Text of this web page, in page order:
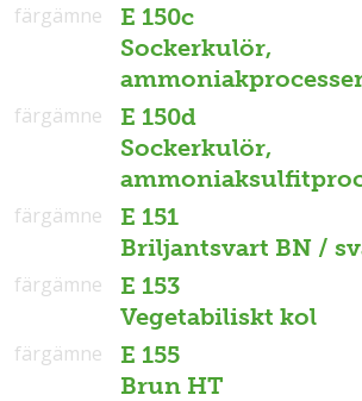
E 150c
Sockerkulör,
färgämne
E 150d
Sockerkulör,
färgämne
E 151
Briljantsvart BN /
färgämne
E 153
Vegetabiliskt kol
färgämne
E 155
Brun HT
färgämne